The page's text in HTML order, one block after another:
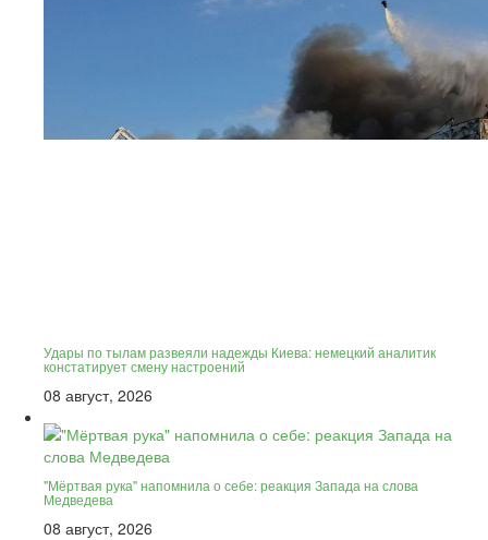
Удары по тылам развеяли надежды Киева: немецкий аналитик
констатирует смену настроений
08 август, 2026
"Мёртвая рука" напомнила о себе: реакция Запада на слова
Медведева
08 август, 2026